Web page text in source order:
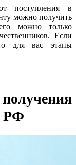
поступления в
можно получить
можно только
Если
для вас этапы
РФ